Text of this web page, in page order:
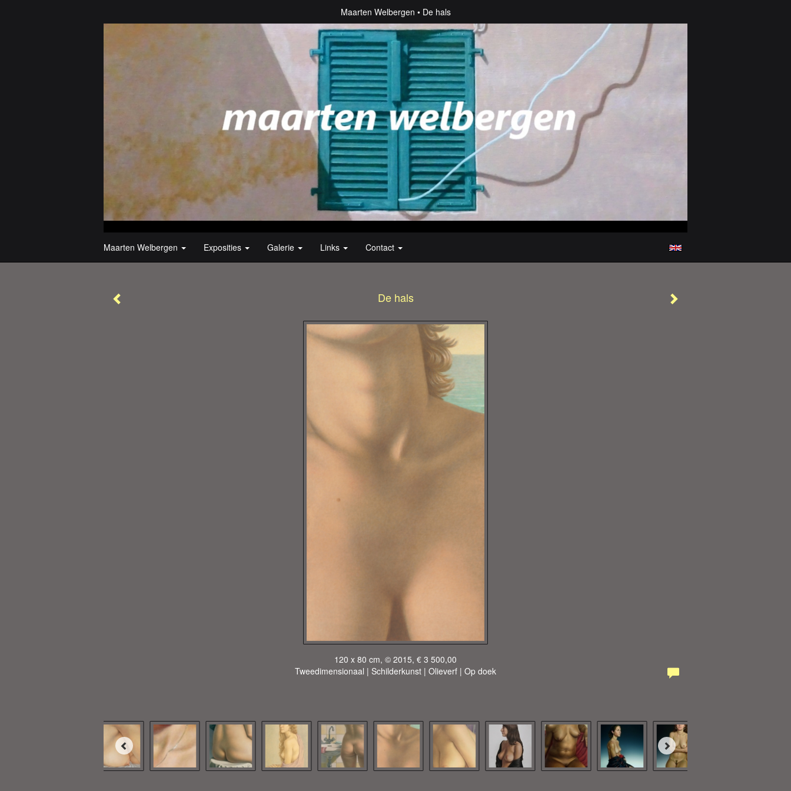
Maarten Welbergen De hals
Maarten Welbergen Exposities Galerie Links Contact
De hals
120 x 80 cm, © 2015, € 3 500,00
Tweedimensionaal | Schilderkunst | Olieverf | Op doek